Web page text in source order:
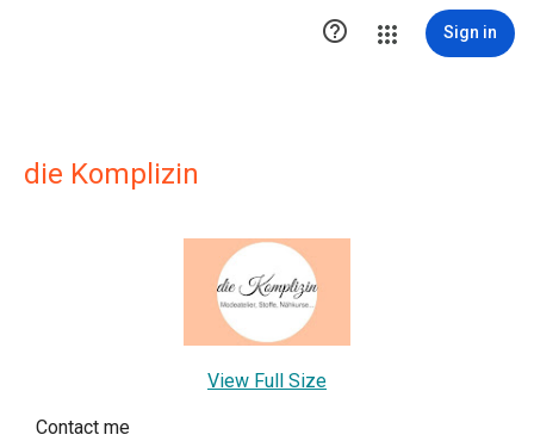
 Sign in
die Komplizin
View Full Size
Contact me